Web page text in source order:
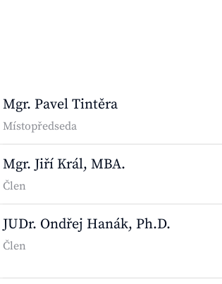
Mgr. Pavel Tintěra
Místopředseda
Mgr. Jiří Král, MBA.
Člen
JUDr. Ondřej Hanák, Ph.D.
Člen